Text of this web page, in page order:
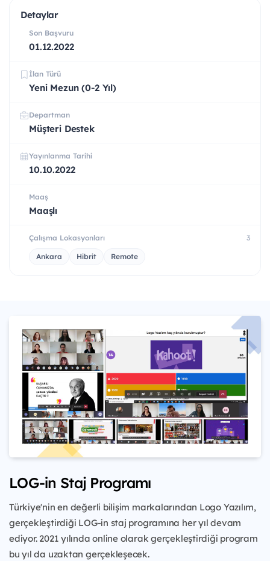
Detaylar
Son Başvuru
01.12.2022
İlan Türü
Yeni Mezun (0-2 Yıl)
Departman
Müşteri Destek
Yayınlanma Tarihi
10.10.2022
Maaş
Maaşlı
Çalışma Lokasyonları 3
Ankara Hibrit Remote
LOG-in Staj Programı
Türkiye'nin en değerli bilişim markalarından Logo Yazılım,
gerçekleştirdiği LOG-in staj programına her yıl devam
ediyor. 2021 yılında online olarak gerçekleştirdiği program
bu yıl da uzaktan gerçekleşecek.